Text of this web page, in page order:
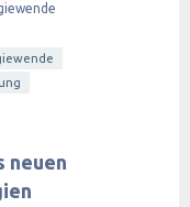
neuen